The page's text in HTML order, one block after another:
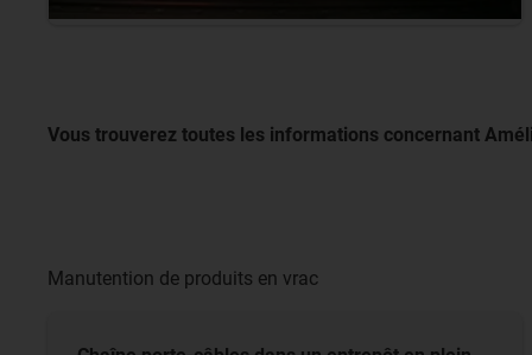
Vous trouverez toutes les informations concernant
Manutention de produits en vrac